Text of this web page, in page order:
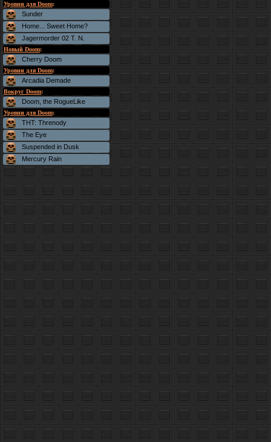
Уровни для Doom:
Sunder
Home... Sweet Home?
Jagermorder 02 T. N.
Новый Doom:
Cherry Doom
Уровни для Doom:
Arcadia Demade
Вокруг Doom:
Doom, the RogueLike
Уровни для Doom:
THT: Threnody
The Eye
Suspended in Dusk
Mercury Rain